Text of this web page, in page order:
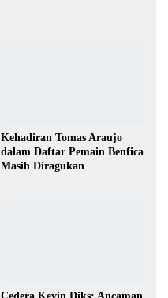
Kehadiran Tomas Araujo
dalam Daftar Pemain Benfica
Masih Diragukan